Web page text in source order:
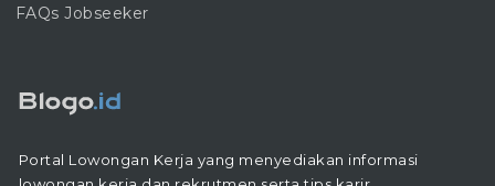
FAQs Jobseeker
Portal Lowongan Kerja yang menyediakan informasi